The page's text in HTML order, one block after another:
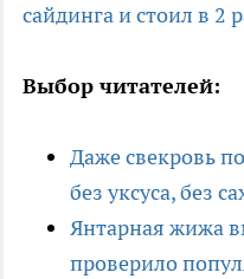
сайдинга и стоил в 2
Выбор читателей:
Даже свекровь
без уксуса, без
Янтарная жижа
проверило